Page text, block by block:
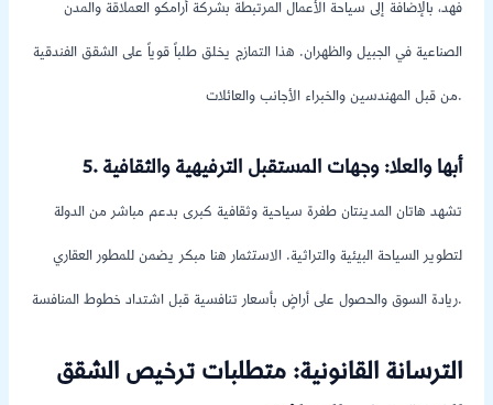
فهد، بالإضافة إلى سياحة الأعمال المرتبطة بشركة أرامكو العملاقة والمدن
الصناعية في الجبيل والظهران. هذا التمازج يخلق طلباً قوياً على الشقق الفندقية
من قبل المهندسين والخبراء الأجانب والعائلات.
5. أبها والعلا: وجهات المستقبل الترفيهية والثقافية
تشهد هاتان المدينتان طفرة سياحية وثقافية كبرى بدعم مباشر من الدولة
لتطوير السياحة البيئية والتراثية. الاستثمار هنا مبكر يضمن للمطور العقاري
ريادة السوق والحصول على أراضٍ بأسعار تنافسية قبل اشتداد خطوط المنافسة.
الترسانة القانونية: متطلبات ترخيص الشقق